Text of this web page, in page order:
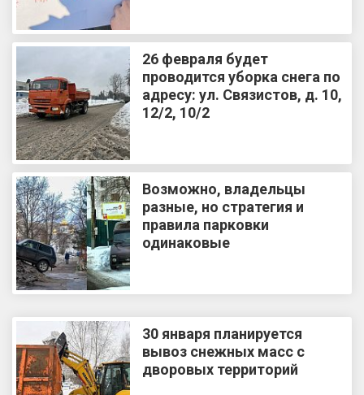
26 февраля будет
проводится уборка снега по
адресу: ул. Связистов, д. 10,
12/2, 10/2
Возможно, владельцы
разные, но стратегия и
правила парковки
одинаковые
30 января планируется
вывоз снежных масс с
дворовых территорий